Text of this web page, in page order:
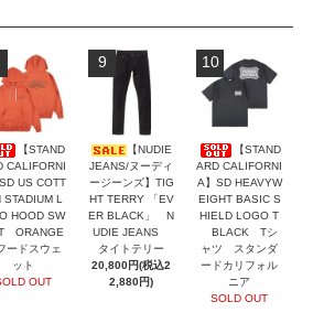
【STAND
CALIFORNI
US COTT
STADIUM L
HOOD SW
ORANGE
ードスウェ
ット
OUT
9
【NUDIE
JEANS/ヌーディ
ージーンズ】TIG
HT TERRY 「EV
ER BLACK」 N
UDIE JEANS
タイトテリー
20,800円(税込2
2,880円)
10
【STAND
ARD CALIFORNI
A】SD HEAVYW
EIGHT BASIC S
HIELD LOGO T
BLACK Tシ
ャツ スタンダ
ードカリフォル
ニア
SOLD OUT